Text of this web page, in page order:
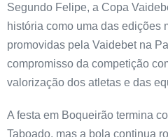
Segundo Felipe, a Copa
história como uma das edições
promovidas pela Vaidebet na
compromisso da competição
valorização dos atletas e das
A festa em Boqueirão termina
Taboado, mas a bola continua